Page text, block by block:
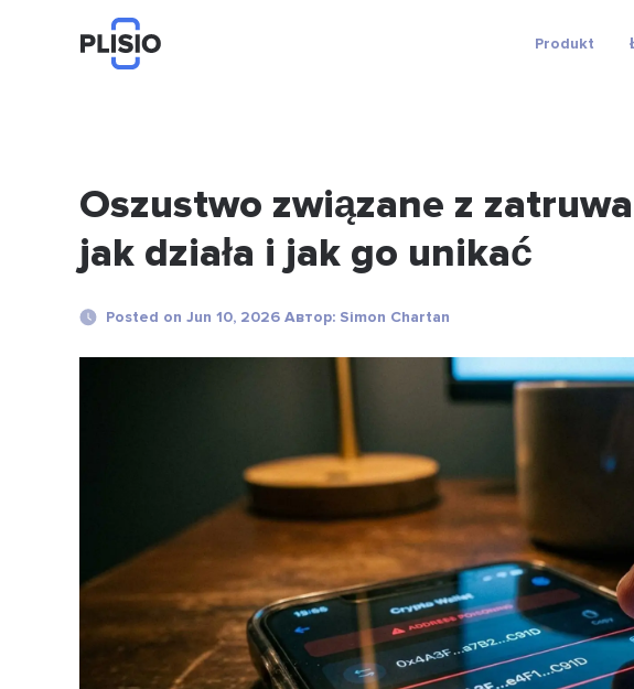
Produkt
Oszustwo związane z
jak działa i jak go unikać
Posted on Jun 10, 2026 Автор: Simon Chartan